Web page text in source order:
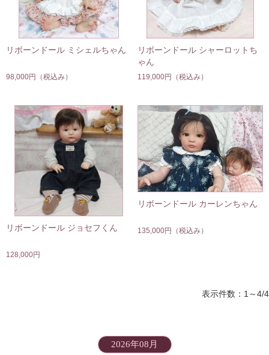
リボーンドール ミシェルちゃん
98,000円 （税込み）
リボーンドール シャーロットち
ゃん
119,000円 （税込み）
リボーンドール ジョセフくん
128,000円
リボーンドール カーレンちゃん
135,000円 （税込み）
表示件数：1～4/4
2026年08月